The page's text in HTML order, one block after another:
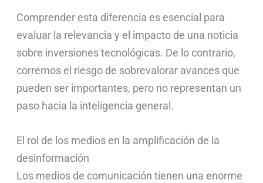
Comprender esta diferencia es esencial para
evaluar la relevancia y el impacto de una noticia
sobre inversiones tecnológicas. De lo contrario,
corremos el riesgo de sobrevalorar avances que
pueden ser importantes, pero no representan un
paso hacia la inteligencia general.
El rol de los medios en la amplificación de la
desinformación
Los medios de comunicación tienen una enorme